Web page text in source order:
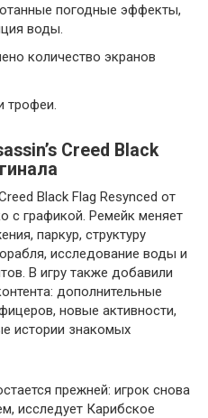
погодные эффекты,
воды.
количество экранов
трофеи.
Creed Black
Black Flag Resynced от
с графикой. Ремейк меняет
паркур, структуру
исследование воды и
В игру также добавили
дополнительные
новые активности,
истории знакомых
прежней: игрок снова
исследует Карибское